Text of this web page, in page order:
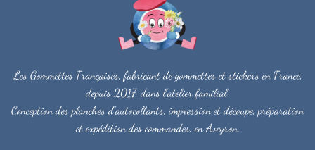
Les Gommettes Françaises, fabricant de gommettes et stickers en France,
depuis 2017, dans l'atelier familial.
Conception des planches d'autocollants, impression et découpe, préparation
et expédition des commandes, en Aveyron.